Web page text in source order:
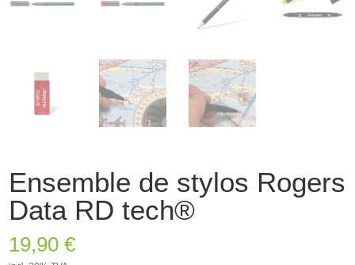
Ensemble de stylos Rogers
Data RD tech®
19,90€